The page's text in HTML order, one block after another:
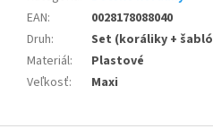
EAN:
0028178088040
Druh:
Set (koráliky +
Materiál:
Plastové
Veľkosť: Maxi